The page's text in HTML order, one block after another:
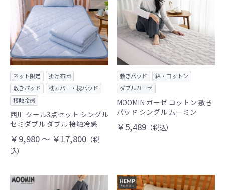
ネット限定
掛け布団
敷きパッド
枕カバー・枕パッド
接触冷感
西川 クール3点セット シングル
セミダブル ダブル 接触冷感
￥9,980 ～ ￥17,800 （税
込）
敷きパッド
綿・コットン
ダブルガーゼ
MOOMIN ガーゼ コットン 敷き
パッド シングル ムーミン
￥5,489 （税込）